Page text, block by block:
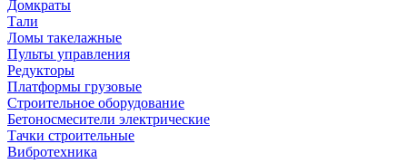
Домкраты
Тали
Ломы такелажные
Пульты управления
Редукторы
Платформы грузовые
Строительное оборудование
Бетоносмесители электрические
Тачки строительные
Вибротехника